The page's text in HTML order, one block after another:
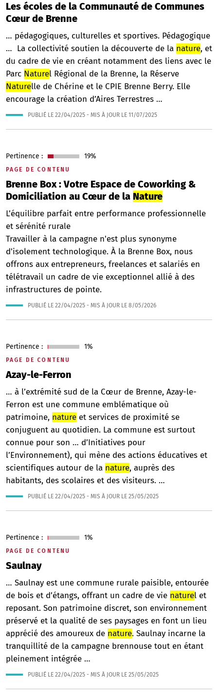
Les écoles de la Communauté de Communes
Cœur de Brenne
… pédagogiques, culturelles et sportives. Pédagogique
… La collectivité soutien la découverte de la nature, et
du cadre de vie en créant notamment des liens avec le
Parc Naturel Régional de la Brenne, la Réserve
Naturelle de Chérine et le CPIE Brenne Berry. Elle
encourage la création d’Aires Terrestres …
PUBLIÉ LE 22/04/2025 - MIS À JOUR LE 11/07/2025
PAGE DE CONTENU
Brenne Box : Votre Espace de Coworking &
Domiciliation au Cœur de la Nature
Pertinence : 19%
L’équilibre parfait entre performance professionnelle
et sérénité rurale
Travailler à la campagne n'est plus synonyme
d'isolement technologique. À la Brenne Box, nous
offrons aux entrepreneurs, freelances et salariés en
télétravail un cadre de vie exceptionnel allié à des
infrastructures de pointe.
PUBLIÉ LE 22/04/2025 - MIS À JOUR LE 8/05/2026
PAGE DE CONTENU
Azay-le-Ferron
Pertinence : 1%
… à l’extrémité sud de la Cœur de Brenne, Azay-le-
Ferron est une commune emblématique où
patrimoine, nature et services de proximité se
conjuguent au quotidien. La commune est surtout
connue pour son … d’Initiatives pour
l’Environnement), qui mène des actions éducatives et
scientifiques autour de la nature, auprès des
habitants, des scolaires et des visiteurs. …
PUBLIÉ LE 22/04/2025 - MIS À JOUR LE 25/05/2025
PAGE DE CONTENU
Saulnay
Pertinence : 1%
… Saulnay est une commune rurale paisible, entourée
de bois et d’étangs, offrant un cadre de vie naturel et
reposant. Son patrimoine discret, son environnement
préservé et la qualité de ses paysages en font un lieu
apprécié des amoureux de nature. Saulnay incarne la
tranquillité de la campagne brennouse tout en étant
pleinement intégrée …
PUBLIÉ LE 22/04/2025 - MIS À JOUR LE 25/05/2025